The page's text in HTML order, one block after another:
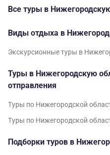
Все туры в
Виды отдыха в
Экскурсионные туры в
Туры в Нижегородскую
отправления
Туры по Нижегородской
Туры по Нижегородской
Подборки туров в